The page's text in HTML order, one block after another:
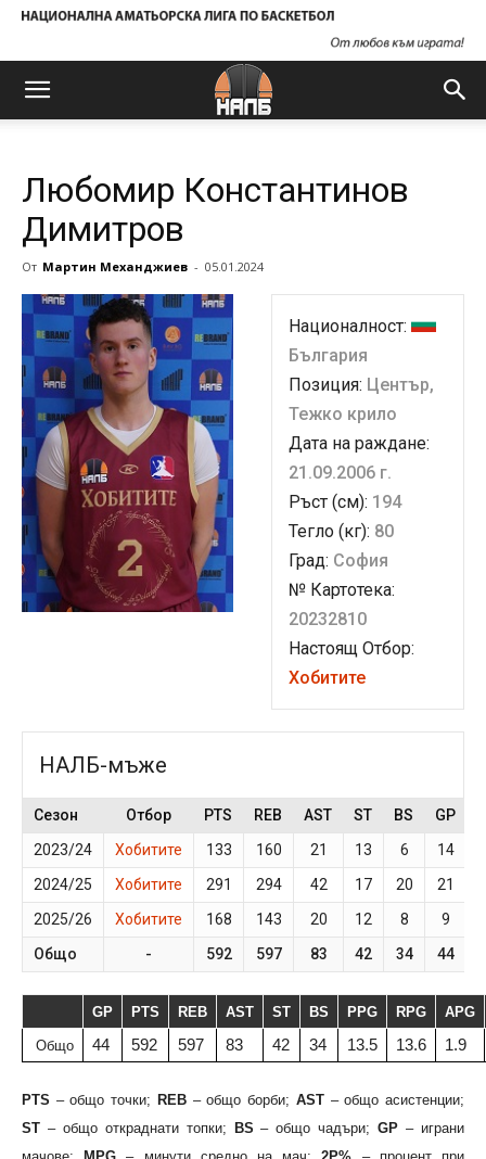
Любомир Константинов
Димитров
От Мартин Механджиев - 05.01.2024
Националност:
България
Позиция: Център,
Тежко крило
Дата на раждане:
21.09.2006 г.
Ръст (см): 194
Тегло (кг): 80
Град: София
№ Картотека:
20232810
Настоящ Отбор:
Хобитите
НАЛБ-мъже
Сезон Отбор PTS REB AST ST BS GP
2023/24
Хобитите 133 160 21 13 6 14
2024/25
Хобитите 291 294 42 17 20 21
2025/26
Хобитите 168 143 20 12 8 9
Общо
- 592 597 83 42 34 44
GP PTS REB AST ST BS PPG RPG APG
Общо 44 592 597 83 42 34 13.5 13.6 1.9
PTS – общо точки; REB– общо борби; AST– общо асистенции;
ST – общо откраднати топки; BS – общо чадъри;GP – играни